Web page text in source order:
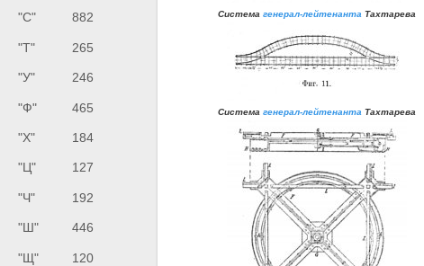
"С" 882
"Т" 265
"У" 246
"Ф" 465
"Х" 184
"Ц" 127
"Ч" 192
"Ш" 446
"Щ" 120
Cистемагенерал-лейтенанта Тахтарева
Cистемагенерал-лейтенанта Тахтарева